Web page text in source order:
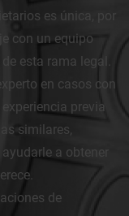
es única, por
con un equipo
esta rama legal.
en casos con
previa
similares,
a obtener
de